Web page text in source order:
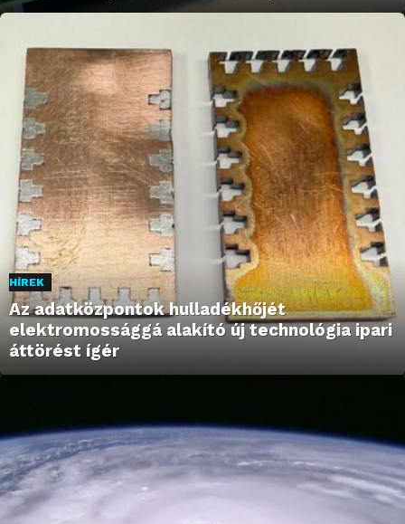
HÍREK
Az adatközpontok hulladékhőjét
elektromossággá alakító új technológia ipari
áttörést ígér